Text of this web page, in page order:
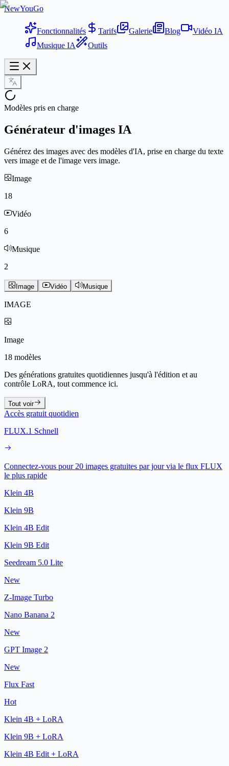
NewYouGo
Fonctionnalités Tarifs Galerie Blog
Vidéo IA
Musique IA
Outils
Modèles pris en charge
Générateur d'images IA
Générez des images avec des modèles d'IA, prise en charge du texte
vers image et de l'image vers image.
Image
18
Vidéo
6
Musique
2
Image Vidéo Musique
IMAGE
Image
18 modèles
Des générations gratuites quotidiennes jusqu'à l'édition et au
contrôle LoRA, tout commence ici.
Tout voir
Accès gratuit quotidien
FLUX.1 Schnell
Connectez-vous pour 20 images gratuites par jour via le flux FLUX
le plus rapide
Klein 4B
Klein 9B
Klein 4B Edit
Klein 9B Edit
Seedream 5.0 Lite
New
Z-Image Turbo
Nano Banana 2
New
GPT Image 2
New
Flux Fast
Hot
Klein 4B + LoRA
Klein 9B + LoRA
Klein 4B Edit + LoRA